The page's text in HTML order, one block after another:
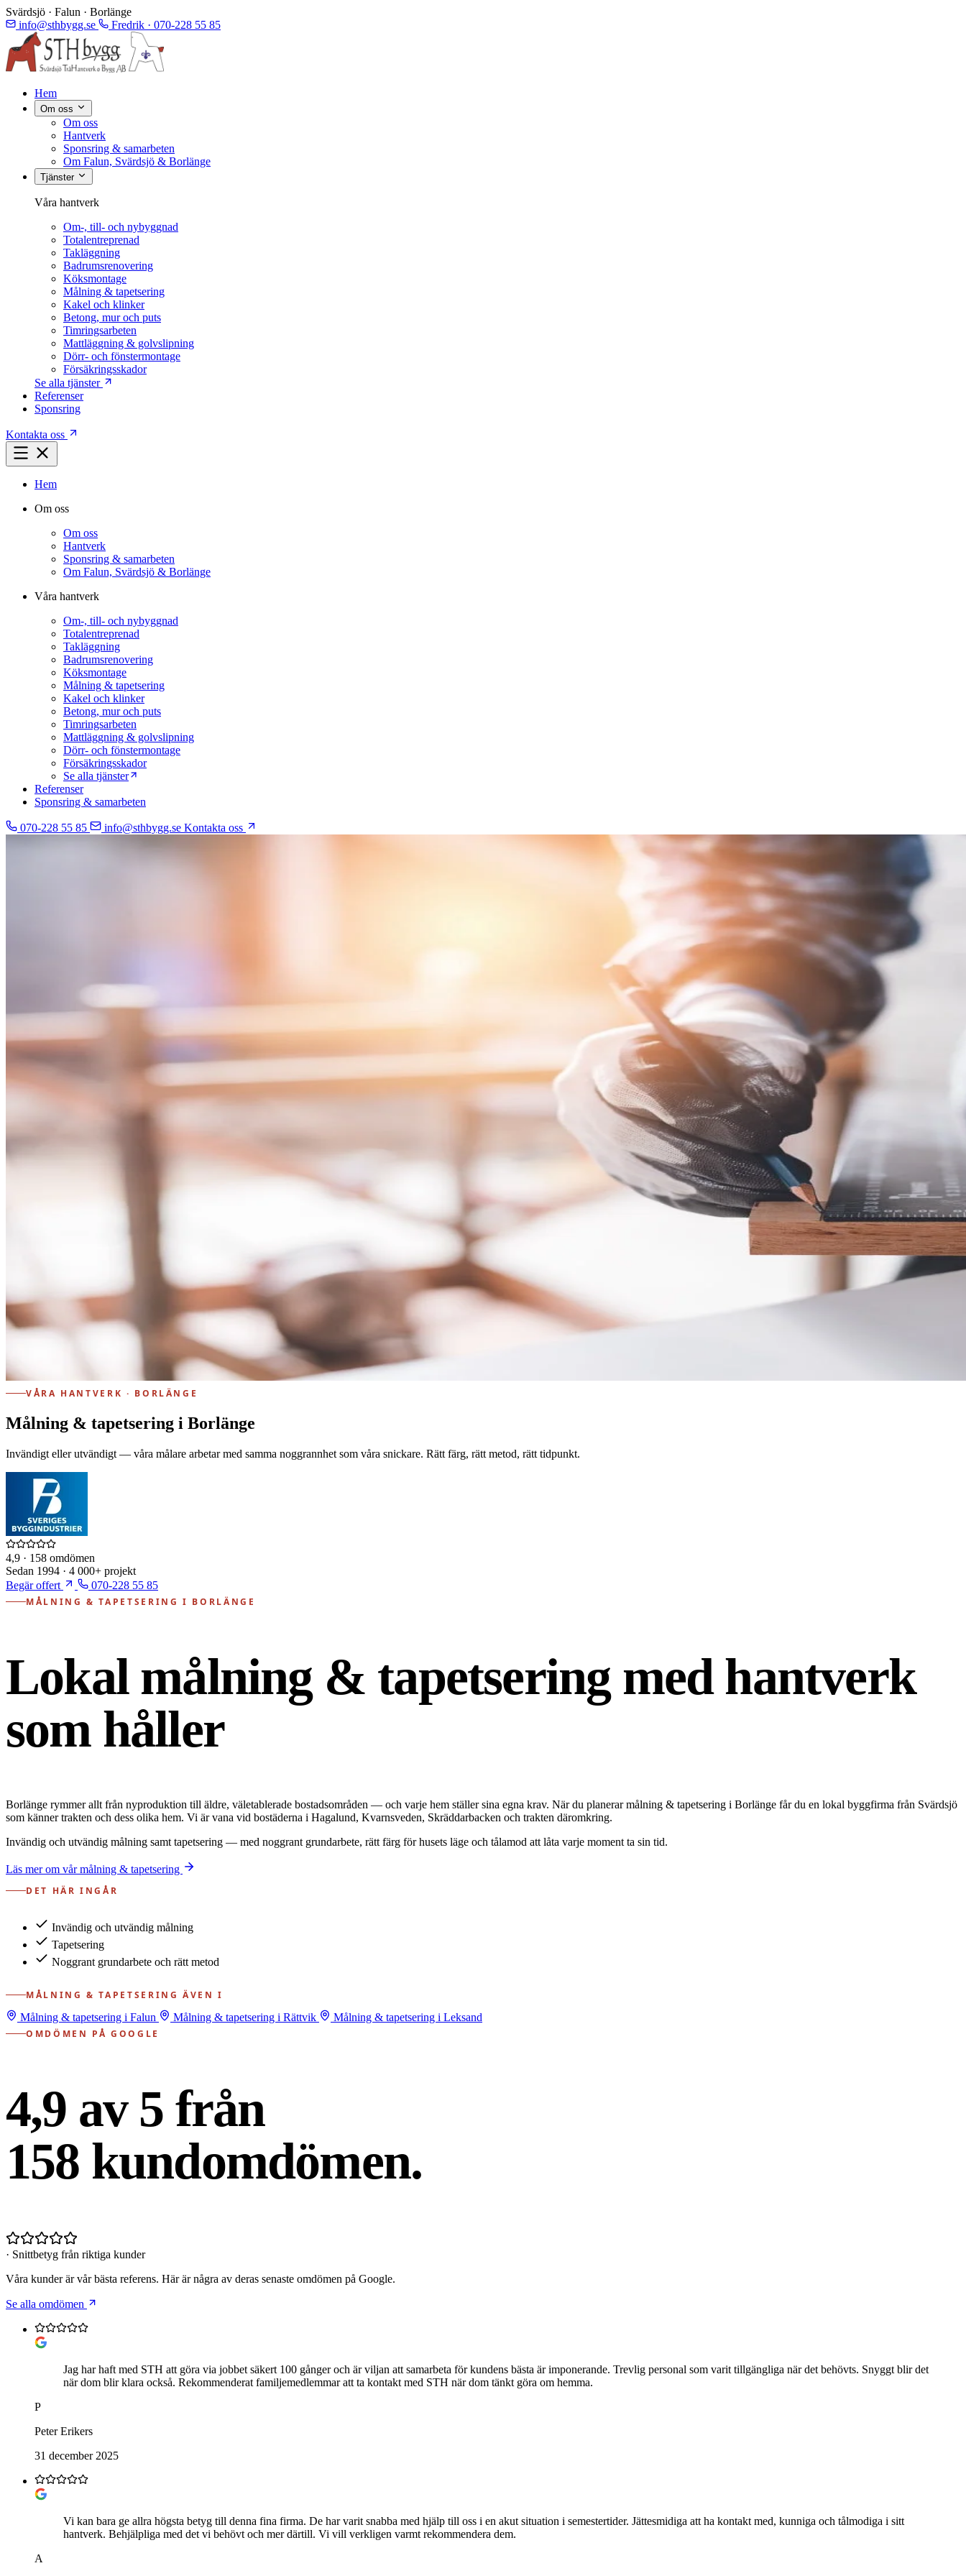
Svärdsjö · Falun · Borlänge
info@sthbygg.se
Fredrik · 070-228 55 85
Hem
Om oss
Om oss
Hantverk
Sponsring & samarbeten
Om Falun, Svärdsjö & Borlänge
Tjänster
Våra hantverk
Om-, till- och nybyggnad
Totalentreprenad
Takläggning
Badrumsrenovering
Köksmontage
Målning & tapetsering
Kakel och klinker
Betong, mur och puts
Timringsarbeten
Mattläggning & golvslipning
Dörr- och fönstermontage
Försäkringsskador
Se alla tjänster
Referenser
Sponsring
Kontakta oss
Hem
Om oss
Om oss
Hantverk
Sponsring & samarbeten
Om Falun, Svärdsjö & Borlänge
Våra hantverk
Om-, till- och nybyggnad
Totalentreprenad
Takläggning
Badrumsrenovering
Köksmontage
Målning & tapetsering
Kakel och klinker
Betong, mur och puts
Timringsarbeten
Mattläggning & golvslipning
Dörr- och fönstermontage
Försäkringsskador
Se alla tjänster
Referenser
Sponsring & samarbeten
070-228 55 85 info@sthbygg.se Kontakta oss
VÅRA HANTVERK · BORLÄNGE
Målning & tapetsering i Borlänge
Invändigt eller utvändigt — våra målare arbetar med samma noggrannhet som våra snickare. Rätt färg, rätt metod, rätt tidpunkt.
4,9 · 158 omdömen
Sedan 1994 · 4 000+ projekt
Begär offert
070-228 55 85
MÅLNING & TAPETSERING I BORLÄNGE
Lokal målning & tapetsering med hantverk
som håller
Borlänge rymmer allt från nyproduktion till äldre, väletablerade bostadsområden — och varje hem ställer sina egna krav. När du planerar målning & tapetsering i Borlänge får du en lokal byggfirma från Svärdsjö
som känner trakten och dess olika hem. Vi är vana vid bostäderna i Hagalund, Kvarnsveden, Skräddarbacken och trakten däromkring.
Invändig och utvändig målning samt tapetsering — med noggrant grundarbete, rätt färg för husets läge och tålamod att låta varje moment ta sin tid.
Läs mer om vår målning & tapetsering
DET HÄR INGÅR
Invändig och utvändig målning
Tapetsering
Noggrant grundarbete och rätt metod
MÅLNING & TAPETSERING ÄVEN I
Målning & tapetsering i Falun
Målning & tapetsering i Rättvik
Målning & tapetsering i Leksand
OMDÖMEN PÅ GOOGLE
4,9 av 5 från
158 kundomdömen.
· Snittbetyg från riktiga kunder
Våra kunder är vår bästa referens. Här är några av deras senaste omdömen på Google.
Se alla omdömen
Jag har haft med STH att göra via jobbet säkert 100 gånger och är viljan att samarbeta för kundens bästa är imponerande. Trevlig personal som varit tillgängliga när det behövts. Snyggt blir det
när dom blir klara också. Rekommenderat familjemedlemmar att ta kontakt med STH när dom tänkt göra om hemma.
P
Peter Erikers
31 december 2025
Vi kan bara ge allra högsta betyg till denna fina firma. De har varit snabba med hjälp till oss i en akut situation i semestertider. Jättesmidiga att ha kontakt med, kunniga och tålmodiga i sitt
hantverk. Behjälpliga med det vi behövt och mer därtill. Vi vill verkligen varmt rekommendera dem.
A